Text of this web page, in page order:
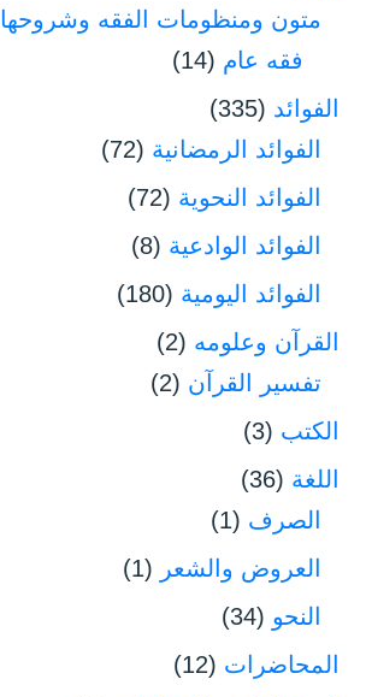
متون ومنظومات الفقه وشروحها
فقه عام (14)
الفوائد (335)
الفوائد الرمضانية (72)
الفوائد النحوية (72)
الفوائد الوادعية (8)
الفوائد اليومية (180)
القرآن وعلومه (2)
تفسير القرآن (2)
الكتب (3)
اللغة (36)
الصرف (1)
العروض والشعر (1)
النحو (34)
المحاضرات (12)